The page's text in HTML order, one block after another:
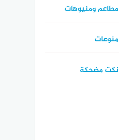
مطاعم ومنيوهات
منوعات
نكت مضحكة